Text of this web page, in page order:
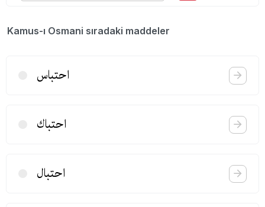
Kamus-ı Osmani sıradaki maddeler
احتباس
احتباك
احتبال